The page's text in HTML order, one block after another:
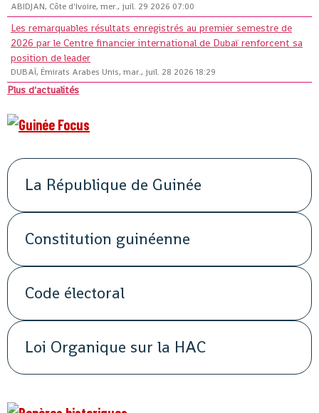
ABIDJAN, Côte d'Ivoire, mer., juil. 29 2026 07:00
Les remarquables résultats enregistrés au premier semestre de
2026 par le Centre financier international de Dubaï renforcent sa
position de leader
DUBAÏ, Émirats Arabes Unis, mar., juil. 28 2026 18:29
Plus d'actualités
La République de Guinée
Constitution guinéenne
Code électoral
Loi Organique sur la HAC